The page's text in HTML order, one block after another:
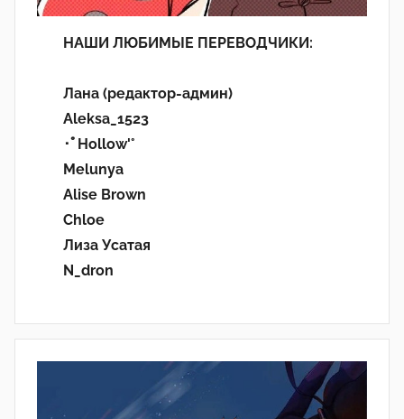
НАШИ ЛЮБИМЫЕ ПЕРЕВОДЧИКИ:
Лана (редактор-админ)
Aleksa_1523
･ﾟHollow'°
Melunya
Alise Brown
Chloe
Лиза Усатая
N_dron